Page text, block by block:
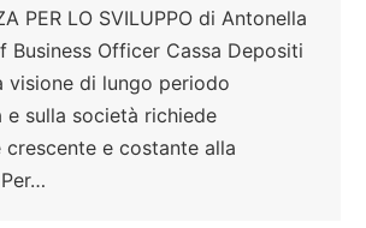
PER LO SVILUPPO di Antonella
Business Officer Cassa Depositi
visione di lungo periodo
e sulla società richiede
crescente e costante alla